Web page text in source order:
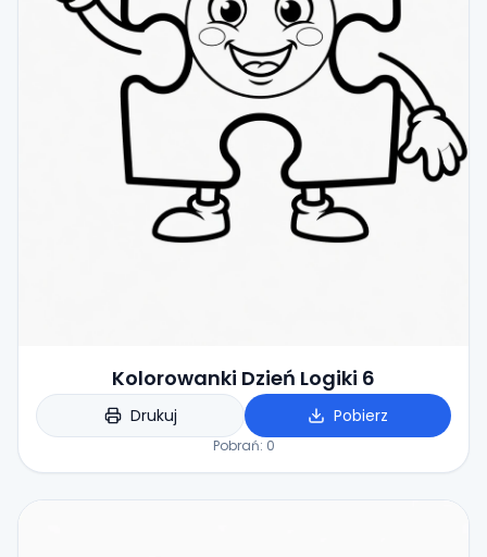
Kolorowanki Dzień Logiki 6
Drukuj Pobierz
Pobrań: 0